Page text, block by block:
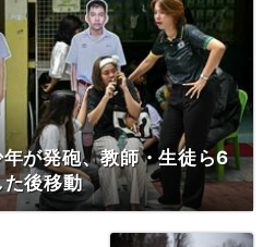
が発砲、教師・生徒ら6
た後移動